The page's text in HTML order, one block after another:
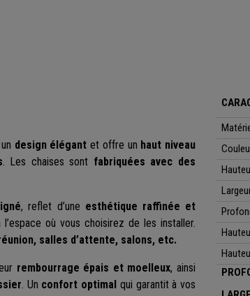
design élégant et offre un haut niveau
. Les chaises sont fabriquées avec des
, reflet d’une esthétique raffinée et
l’espace où vous choisirez de les installer.
salles d’attente, salons, etc.
rembourrage épais et moelleux, ainsi
. Un confort optimal qui garantit à vos